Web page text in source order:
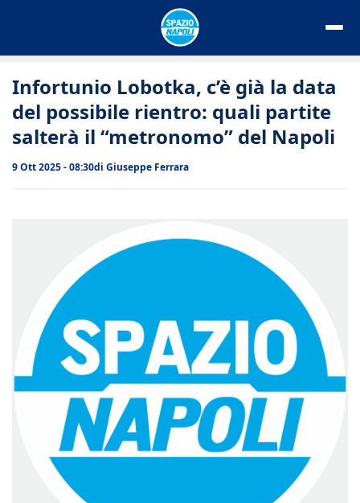
Infortunio Lobotka, c’è già la data
del possibile rientro: quali partite
salterà il “metronomo” del Napoli
9 Ott 2025 - 08:30di Giuseppe Ferrara